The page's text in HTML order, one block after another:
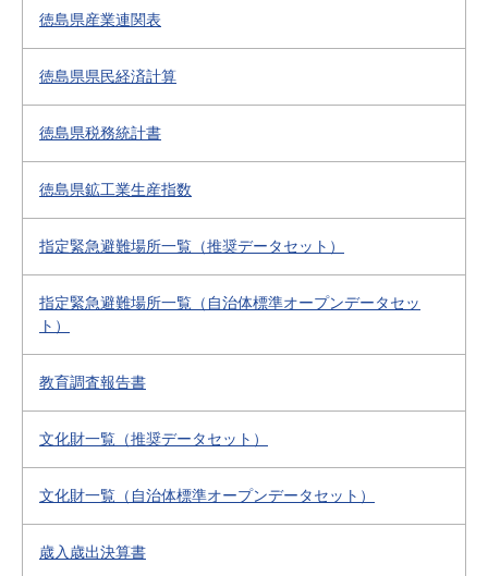
徳島県産業連関表
徳島県県民経済計算
徳島県税務統計書
徳島県鉱工業生産指数
指定緊急避難場所一覧（推奨データセット）
指定緊急避難場所一覧（自治体標準オープンデータセッ
ト）
教育調査報告書
文化財一覧（推奨データセット）
文化財一覧（自治体標準オープンデータセット）
歳入歳出決算書